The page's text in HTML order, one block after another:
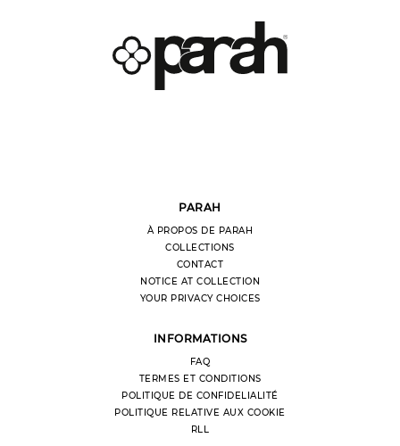
PARAH
À PROPOS DE PARAH
COLLECTIONS
CONTACT
NOTICE AT COLLECTION
YOUR PRIVACY CHOICES
INFORMATIONS
FAQ
TERMES ET CONDITIONS
POLITIQUE DE CONFIDELIALITÉ
POLITIQUE RELATIVE AUX COOKIE
RLL